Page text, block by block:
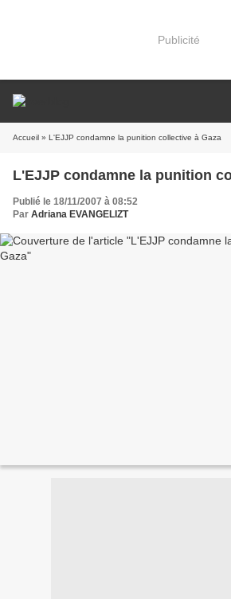
Publicité
Accueil » L'EJJP condamne la punition collective à Gaza
L'EJJP condamne la punition
Publié le 18/11/2007 à 08:52
Par Adriana EVANGELIZT